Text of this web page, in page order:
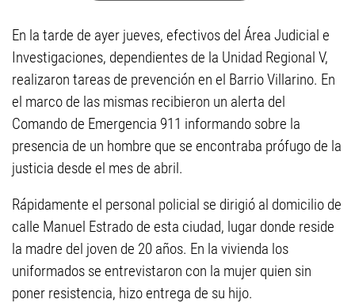
En la tarde de ayer jueves, efectivos del Área Judicial e
Investigaciones, dependientes de la Unidad Regional V,
realizaron tareas de prevención en el Barrio Villarino. En
el marco de las mismas recibieron un alerta del
Comando de Emergencia 911 informando sobre la
presencia de un hombre que se encontraba prófugo de la
justicia desde el mes de abril.
Rápidamente el personal policial se dirigió al domicilio de
calle Manuel Estrado de esta ciudad, lugar donde reside
la madre del joven de 20 años. En la vivienda los
uniformados se entrevistaron con la mujer quien sin
poner resistencia, hizo entrega de su hijo.